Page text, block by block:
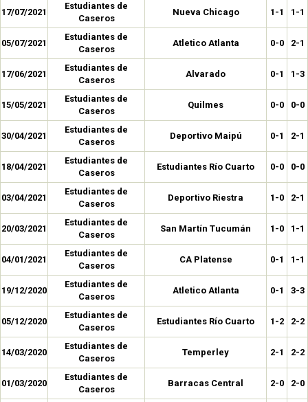
17/07/2021
Estudiantes de
Caseros
Nueva Chicago 1-1 1-1
05/07/2021
Estudiantes de
Caseros
Atletico Atlanta 0-0 2-1
17/06/2021
Estudiantes de
Caseros
Alvarado 0-1 1-3
15/05/2021
Estudiantes de
Caseros
Quilmes 0-0 0-0
30/04/2021
Estudiantes de
Caseros
Deportivo Maipú 0-1 2-1
18/04/2021
Estudiantes de
Caseros
Estudiantes Río Cuarto 0-0 0-0
03/04/2021
Estudiantes de
Caseros
Deportivo Riestra 1-0 2-1
20/03/2021
Estudiantes de
Caseros
San Martín Tucumán 1-0 1-1
04/01/2021
Estudiantes de
Caseros
CA Platense 0-1 1-1
19/12/2020
Estudiantes de
Caseros
Atletico Atlanta 0-1 3-3
05/12/2020
Estudiantes de
Caseros
Estudiantes Río Cuarto 1-2 2-2
14/03/2020
Estudiantes de
Caseros
Temperley 2-1 2-2
01/03/2020
Estudiantes de
Caseros
Barracas Central 2-0 2-0